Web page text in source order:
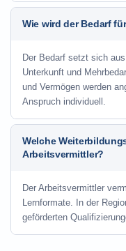
Wie wird der Bedarf
Der Bedarf setzt sich
Unterkunft und
und Vermögen werden
Anspruch individuell.
Welche
Arbeitsvermittler?
Der Arbeitsvermittler
Lernformate. In der
geförderten